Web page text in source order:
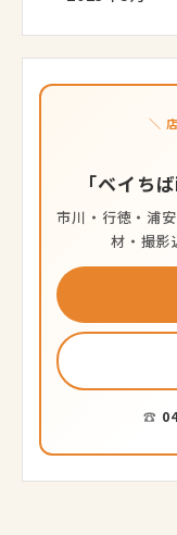
＼
「ベイち
市川・行徳・浦
材・撮影
☎